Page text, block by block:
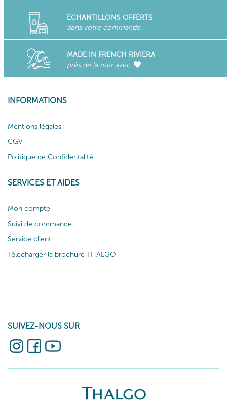
ECHANTILLONS OFFERTS
dans votre commande
MADE IN FRENCH RIVIERA
près de la mer avec
INFORMATIONS
Mentions légales
CGV
Politique de Confidentalité
SERVICES ET AIDES
Mon compte
Suivi de commande
Service client
Télécharger la brochure THALGO
SUIVEZ-NOUS SUR